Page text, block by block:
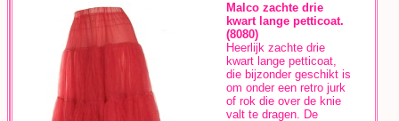
Malco zachte drie
kwart lange petticoat.
(8080)
Heerlijk zachte drie
kwart lange petticoat,
die bijzonder geschikt is
om onder een retro jurk
of rok die over de knie
valt te dragen. De